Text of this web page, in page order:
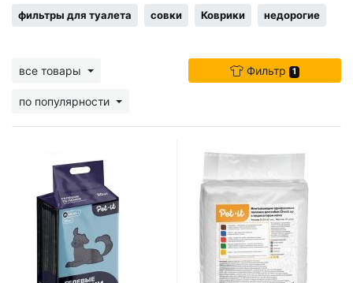
фильтры для туалета совки Коврики недорогие
все товары
по популярности
Фильтр 1